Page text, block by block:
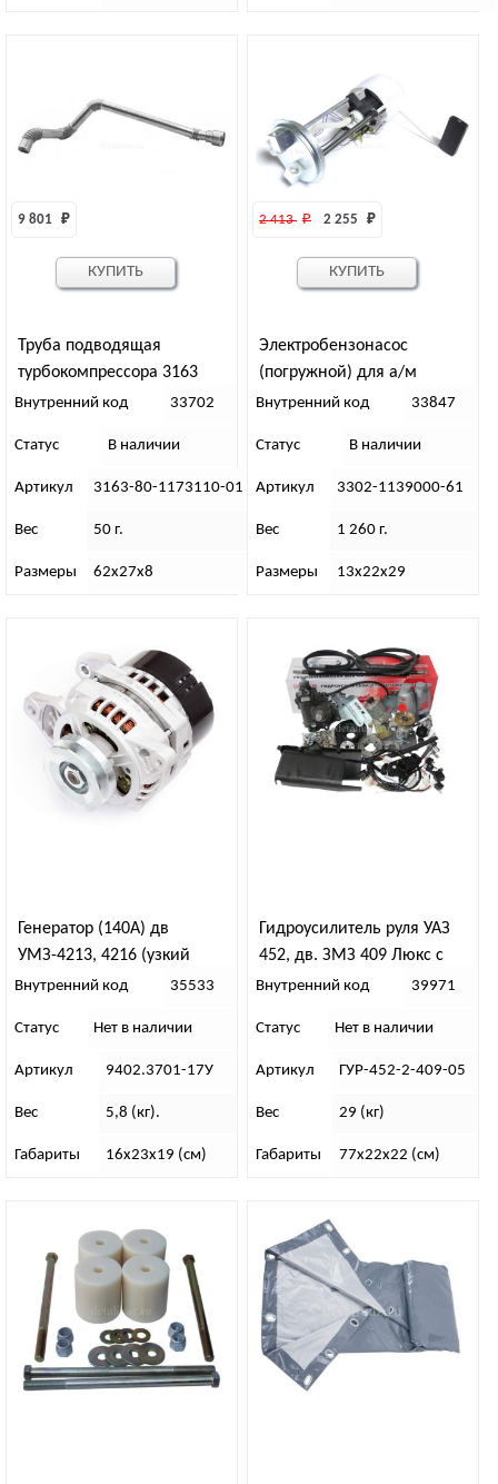
Труба подводящая
турбокомпрессора 3163
9 801 ₽
Внутренний код 33702
Статус В наличии
Артикул 3163-80-1173110-01
Вес 50 г.
Размеры 62х27х8
КУПИТЬ
Электробензонасос
(погружной) для а/м
ГАЗел_ь ЗМЗ-405, Евро-2,
2 413 ₽ 2 255 ₽
Внутренний код 33847
Статус В наличии
Артикул 3302-1139000-61
Вес 1 260 г.
Размеры 13х22х29
КУПИТЬ
Генератор (140А) дв
УМЗ-4213, 4216 (узкий
шкив) (АТЭ-1)
Внутренний код 35533
Статус Нет в наличии
Артикул 9402.3701-17У
Вес 5,8 (кг).
Габариты 16х23х19 (см)
Гидроусилитель руля УАЗ
452, дв. ЗМЗ 409 Люкс с
насосом ZF (Борисов)
Внутренний код 39971
Статус Нет в наличии
Артикул ГУР-452-2-409-05
Вес 29 (кг)
Габариты 77х22х22 (см)